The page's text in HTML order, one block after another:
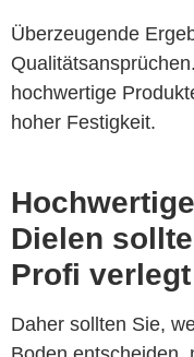
Überzeugende
hochwertige
hoher Festigkeit.
Dielen
Profi
Daher sollten Sie,